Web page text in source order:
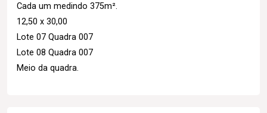
Cada um medindo 375m².
12,50 x 30,00
Lote 07 Quadra 007
Lote 08 Quadra 007
Meio da quadra.